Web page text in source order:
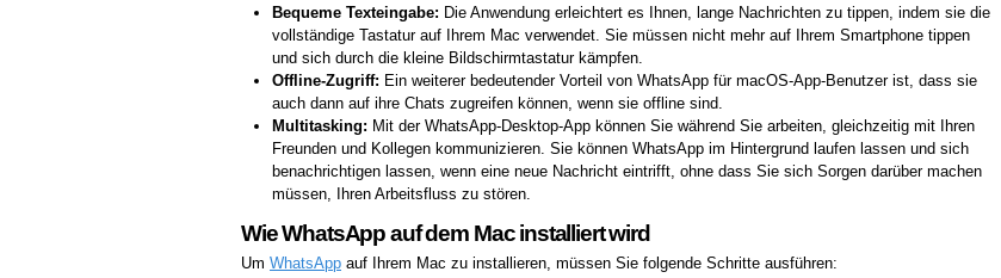
Bequeme Texteingabe: Die Anwendung erleichtert es Ihnen, lange Nachrichten zu tippen, indem sie die
vollständige Tastatur auf Ihrem Mac verwendet. Sie müssen nicht mehr auf Ihrem Smartphone tippen
und sich durch die kleine Bildschirmtastatur kämpfen.
Offline-Zugriff: Ein weiterer bedeutender Vorteil von WhatsApp für macOS-App-Benutzer ist, dass sie
auch dann auf ihre Chats zugreifen können, wenn sie offline sind.
Multitasking: Mit der WhatsApp-Desktop-App können Sie während Sie arbeiten, gleichzeitig mit Ihren
Freunden und Kollegen kommunizieren. Sie können WhatsApp im Hintergrund laufen lassen und sich
benachrichtigen lassen, wenn eine neue Nachricht eintrifft, ohne dass Sie sich Sorgen darüber machen
müssen, Ihren Arbeitsfluss zu stören.
Wie WhatsApp auf dem Mac installiert wird
Um WhatsApp auf Ihrem Mac zu installieren, müssen Sie folgende Schritte ausführen: